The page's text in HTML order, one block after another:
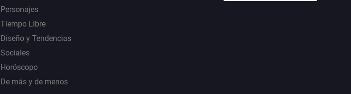
Personajes
Tiempo Libre
Diseño y Tendencias
Sociales
Horóscopo
De más y de menos